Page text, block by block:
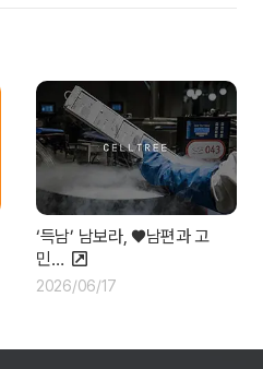
‘득남’ 남보라, ♥남편과 고
민…
2026/06/17